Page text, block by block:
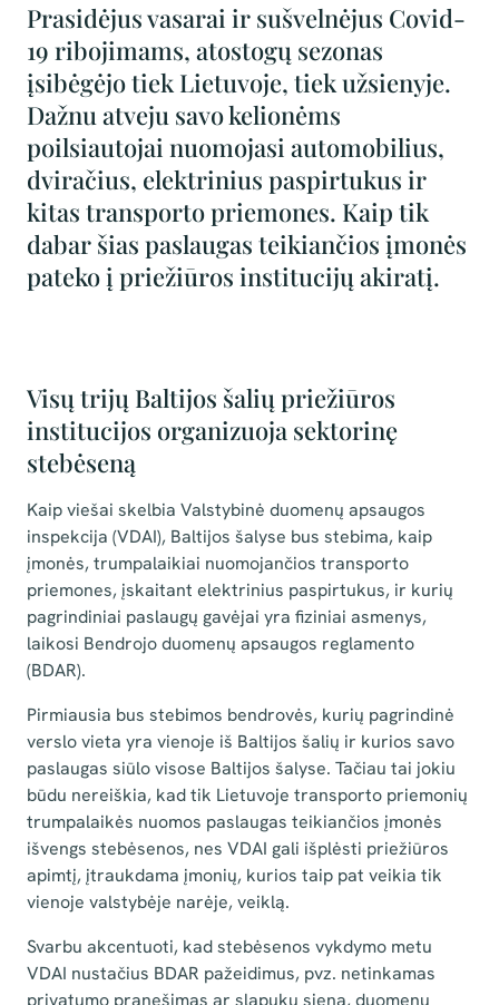
Prasidėjus vasarai ir sušvelnėjus Covid-
19 ribojimams, atostogų sezonas
įsibėgėjo tiek Lietuvoje, tiek užsienyje.
Dažnu atveju savo kelionėms
poilsiautojai nuomojasi automobilius,
dviračius, elektrinius paspirtukus ir
kitas transporto priemones. Kaip tik
dabar šias paslaugas teikiančios įmonės
pateko į priežiūros institucijų akiratį.
Visų trijų Baltijos šalių priežiūros
institucijos organizuoja sektorinę
stebėseną
Kaip viešai skelbia Valstybinė duomenų apsaugos
inspekcija (VDAI), Baltijos šalyse bus stebima, kaip
įmonės, trumpalaikiai nuomojančios transporto
priemones, įskaitant elektrinius paspirtukus, ir kurių
pagrindiniai paslaugų gavėjai yra fiziniai asmenys,
laikosi Bendrojo duomenų apsaugos reglamento
(BDAR).
Pirmiausia bus stebimos bendrovės, kurių pagrindinė
verslo vieta yra vienoje iš Baltijos šalių ir kurios savo
paslaugas siūlo visose Baltijos šalyse. Tačiau tai jokiu
būdu nereiškia, kad tik Lietuvoje transporto priemonių
trumpalaikės nuomos paslaugas teikiančios įmonės
išvengs stebėsenos, nes VDAI gali išplėsti priežiūros
apimtį, įtraukdama įmonių, kurios taip pat veikia tik
vienoje valstybėje narėje, veiklą.
Svarbu akcentuoti, kad stebėsenos vykdymo metu
VDAI nustačius BDAR pažeidimus, pvz. netinkamas
privatumo pranešimas ar slapukų siena, duomenų